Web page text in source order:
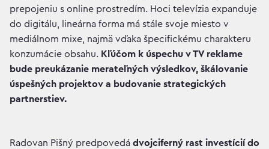
prepojeniu s online prostredím. Hoci televízia expanduje
do digitálu, lineárna forma má stále svoje miesto v
mediálnom mixe, najmä vďaka špecifickému charakteru
konzumácie obsahu. Kľúčom k úspechu v TV reklame
bude preukázanie merateľných výsledkov, škálovanie
úspešných projektov a budovanie strategických
partnerstiev.
Radovan Pišný predpovedá dvojciferný rast investícií do